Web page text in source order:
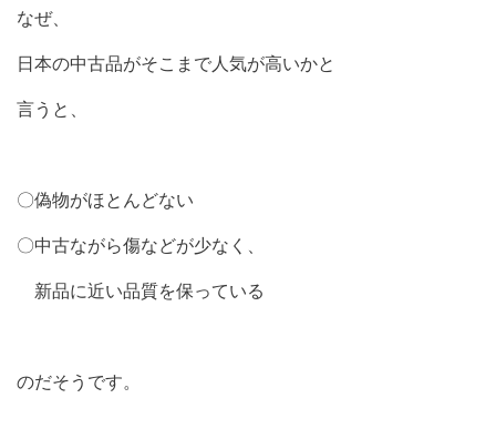
なぜ、
日本の中古品がそこまで人気が高いかと
言うと、
〇偽物がほとんどない
〇中古ながら傷などが少なく、
新品に近い品質を保っている
のだそうです。